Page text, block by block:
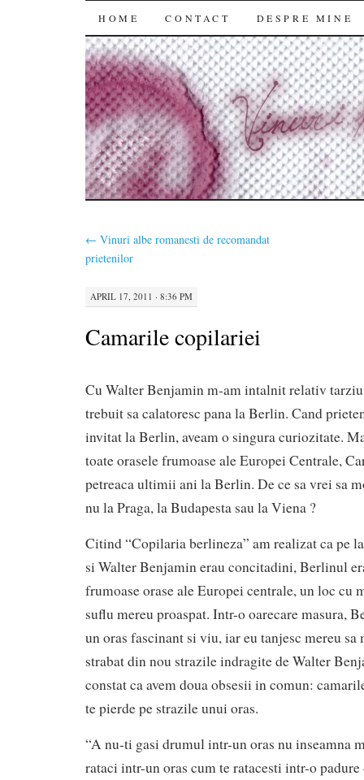
SKIP
TO
CONTENT
HOME CONTACT DESPRE MINE
← Vinuri albe romanesti de recomandat
prietenilor
APRIL 17, 2011 · 8:36 PM
Camarile copilariei
Cu Walter Benjamin m-am intalnit relativ
trebuit sa calatoresc pana la Berlin. Cand
invitat la Berlin, aveam o singura curiozitate.
toate orasele frumoase ale Europei Centrale,
petreaca ultimii ani la Berlin. De ce sa vrei sa
nu la Praga, la Budapesta sau la Viena ?
Citind “Copilaria berlineza” am realizat ca pe
si Walter Benjamin erau concitadini, Berlinul
frumoase orase ale Europei centrale, un loc cu
suflu mereu proaspat. Intr-o oarecare masura,
un oras fascinant si viu, iar eu tanjesc mereu sa
strabat din nou strazile indragite de Walter
constat ca avem doua obsesii in comun:
te pierde pe strazile unui oras.
“A nu-ti gasi drumul intr-un oras nu inseamna
rataci intr-un oras cum te ratacesti intr-o padure